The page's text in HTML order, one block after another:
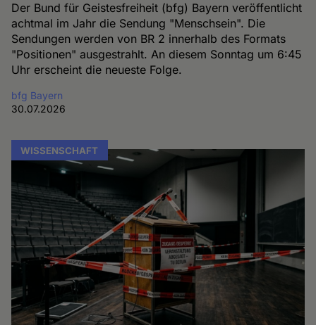
Der Bund für Geistesfreiheit (bfg) Bayern veröffentlicht
achtmal im Jahr die Sendung "Menschsein". Die
Sendungen werden von BR 2 innerhalb des Formats
"Positionen" ausgestrahlt. An diesem Sonntag um 6:45
Uhr erscheint die neueste Folge.
bfg Bayern
30.07.2026
WISSENSCHAFT